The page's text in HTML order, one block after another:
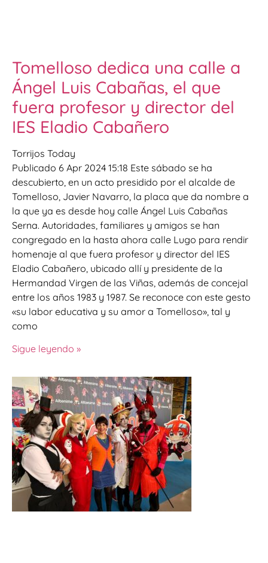
Tomelloso dedica una calle a
Ángel Luis Cabañas, el que
fuera profesor y director del
IES Eladio Cabañero
Torrijos Today
Publicado 6 Apr 2024 15:18 Este sábado se ha
descubierto, en un acto presidido por el alcalde de
Tomelloso, Javier Navarro, la placa que da nombre a
la que ya es desde hoy calle Ángel Luis Cabañas
Serna. Autoridades, familiares y amigos se han
congregado en la hasta ahora calle Lugo para rendir
homenaje al que fuera profesor y director del IES
Eladio Cabañero, ubicado allí y presidente de la
Hermandad Virgen de las Viñas, además de concejal
entre los años 1983 y 1987. Se reconoce con este gesto
«su labor educativa y su amor a Tomelloso», tal y
como
Sigue leyendo »